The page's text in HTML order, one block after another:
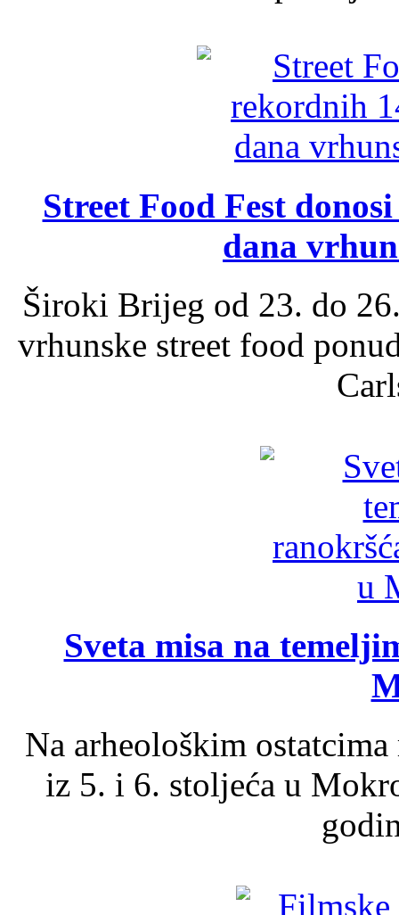
Street Food Fest
dana
Široki Brijeg od 23. do
vrhunske street food
Sveta misa na
Na arheološkim
iz 5. i 6. stoljeća u